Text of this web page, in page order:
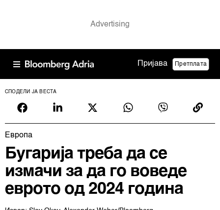
Пријава Претплата
СПОДЕЛИ ЈА ВЕСТА
Европа
Бугарија треба да се
измачи за да го воведе
еврото од 2024 година